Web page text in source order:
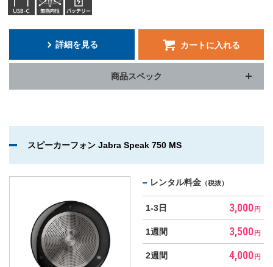
詳細を見る カートに入れる
商品スペック
スピーカーフォン Jabra Speak 750 MS
レンタル料金 （税抜）
1-3日 3,000 円
1週間 3,500 円
2週間 4,000 円